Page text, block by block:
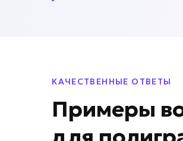
КАЧЕСТВЕННЫЕ ОТВЕТЫ
Примеры